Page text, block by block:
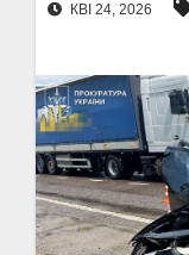
КВІ 24, 2026